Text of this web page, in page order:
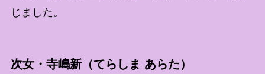
じました。
次女・寺嶋新（てらしま あらた）